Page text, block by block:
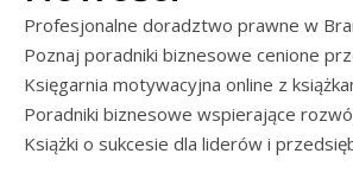
Profesjonalne doradztwo prawne w
Poznaj poradniki biznesowe cenione
Księgarnia motywacyjna online z
Poradniki biznesowe wspierające
Książki o sukcesie dla liderów i